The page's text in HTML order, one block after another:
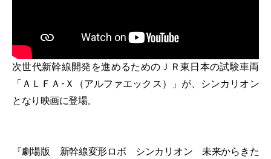
次世代新幹線開発を進めるためのＪＲ東日本の試験車両
「ＡＬＦＡ-Ｘ（アルファエックス）」が、シンカリオン
となり映画に登場。
『劇場版 新幹線変形ロボ シンカリオン 未来からきた